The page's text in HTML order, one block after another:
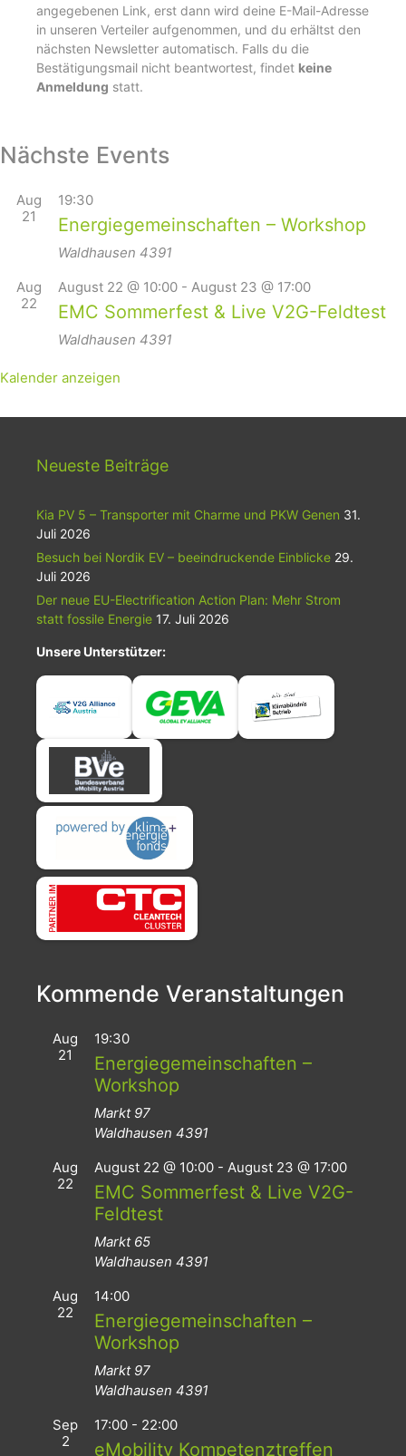
angegebenen Link, erst dann wird deine E-Mail-Adresse
in unseren Verteiler aufgenommen, und du erhältst den
nächsten Newsletter automatisch. Falls du die
Bestätigungsmail nicht beantwortest, findet keine
Anmeldung statt.
Nächste Events
Aug
21
19:30
Energiegemeinschaften – Workshop
Waldhausen 4391
Aug
22
August 22 @ 10:00 - August 23 @ 17:00
EMC Sommerfest & Live V2G-Feldtest
Waldhausen 4391
Kalender anzeigen
Neueste Beiträge
Kia PV 5 – Transporter mit Charme und PKW Genen 31.
Juli 2026
Besuch bei Nordik EV – beeindruckende Einblicke 29.
Juli 2026
Der neue EU-Electrification Action Plan: Mehr Strom
statt fossile Energie 17. Juli 2026
Unsere Unterstützer:
Kommende Veranstaltungen
Aug
21
19:30
Energiegemeinschaften –
Workshop
Markt 97
Waldhausen 4391
Aug
22
August 22 @ 10:00 - August 23 @ 17:00
EMC Sommerfest & Live V2G-
Feldtest
Markt 65
Waldhausen 4391
Aug
22
14:00
Energiegemeinschaften –
Workshop
Markt 97
Waldhausen 4391
Sep
2
17:00 - 22:00
eMobility Kompetenztreffen